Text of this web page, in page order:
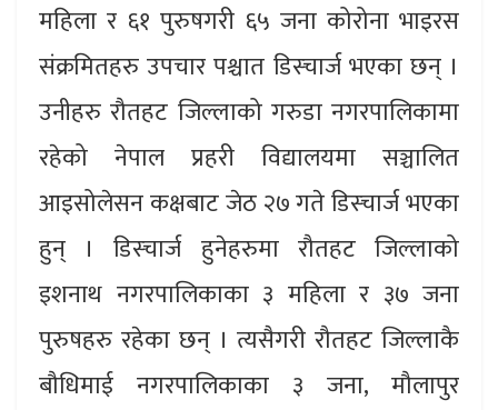
महिला र ६१ पुरुषगरी ६५ जना कोरोना भाइरस
संक्रमितहरु उपचार पश्चात डिस्चार्ज भएका छन् ।
उनीहरु रौतहट जिल्लाको गरुडा नगरपालिकामा
रहेको नेपाल प्रहरी विद्यालयमा सञ्चालित
आइसोलेसन कक्षबाट जेठ २७ गते डिस्चार्ज भएका
हुन् । डिस्चार्ज हुनेहरुमा रौतहट जिल्लाको
इशनाथ नगरपालिकाका ३ महिला र ३७ जना
पुरुषहरु रहेका छन् । त्यसैगरी रौतहट जिल्लाकै
बौधिमाई नगरपालिकाका ३ जना, मौलापुर